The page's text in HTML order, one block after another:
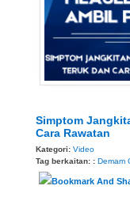
Simptom
Cara Rawatan
Kategori: Video
Tag berkaitan: : Demam